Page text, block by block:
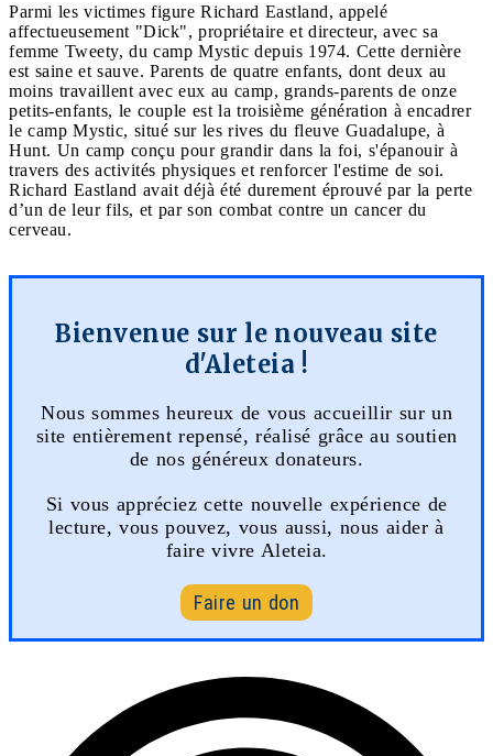
Parmi les victimes figure Richard Eastland, appelé
affectueusement "Dick", propriétaire et directeur, avec sa
femme Tweety, du camp Mystic depuis 1974. Cette dernière
est saine et sauve. Parents de quatre enfants, dont deux au
moins travaillent avec eux au camp, grands-parents de onze
petits-enfants, le couple est la troisième génération à encadrer
le camp Mystic, situé sur les rives du fleuve Guadalupe, à
Hunt. Un camp conçu pour grandir dans la foi, s'épanouir à
travers des activités physiques et renforcer l'estime de soi.
Richard Eastland avait déjà été durement éprouvé par la perte
d’un de leur fils, et par son combat contre un cancer du
cerveau.
Bienvenue sur le nouveau site
d'Aleteia !
Nous sommes heureux de vous accueillir sur un
site entièrement repensé, réalisé grâce au soutien
de nos généreux donateurs.
Si vous appréciez cette nouvelle expérience de
lecture, vous pouvez, vous aussi, nous aider à
faire vivre Aleteia.
Faire un don